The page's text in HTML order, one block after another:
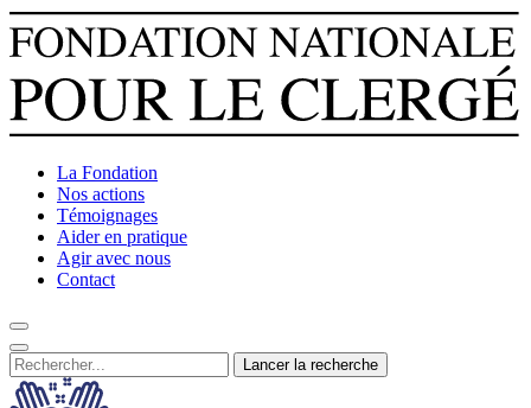
La Fondation
Nos actions
Témoignages
Aider en pratique
Agir avec nous
Contact
Lancer la recherche